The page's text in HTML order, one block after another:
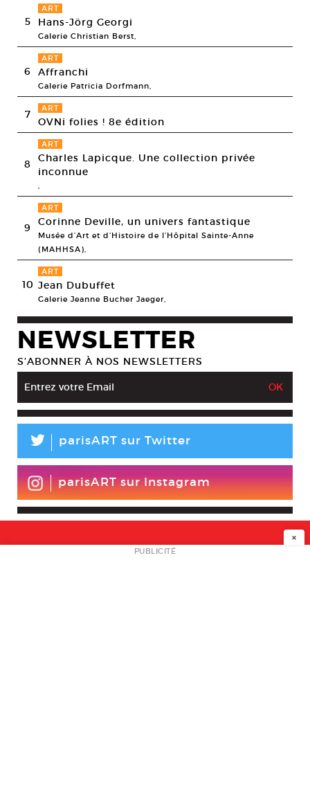
5
ART
Hans-Jörg Georgi
Galerie Christian Berst,
6
ART
Affranchi
Galerie Patricia Dorfmann,
7 ART
OVNi folies ! 8e édition
8
ART
Charles Lapicque. Une collection privée
inconnue
,
9
ART
Corinne Deville, un univers fantastique
Musée d’Art et d’Histoire de l’Hôpital Sainte-Anne
(MAHHSA),
10
ART
Jean Dubuffet
Galerie Jeanne Bucher Jaeger,
NEWSLETTER
S’ABONNER À NOS NEWSLETTERS
L parisART sur Twitter
parisART sur Instagram
NEWSLETTER
×
PUBLICITÉ